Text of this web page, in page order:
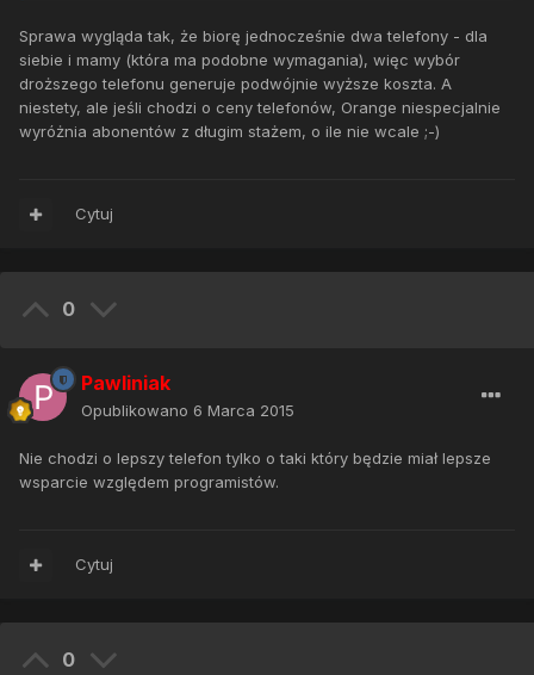
Sprawa wygląda tak, że biorę jednocześnie dwa telefony - dla
siebie i mamy (która ma podobne wymagania), więc wybór
droższego telefonu generuje podwójnie wyższe koszta. A
niestety, ale jeśli chodzi o ceny telefonów, Orange niespecjalnie
wyróżnia abonentów z długim stażem, o ile nie wcale ;-)
Cytuj
0
Pawliniak
Opublikowano 6 Marca 2015
Nie chodzi o lepszy telefon tylko o taki który będzie miał lepsze
wsparcie względem programistów.
Cytuj
0